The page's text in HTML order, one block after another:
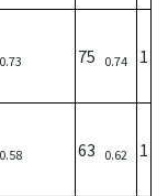
0.73 75 0.74 1
0.58 63 0.62 1